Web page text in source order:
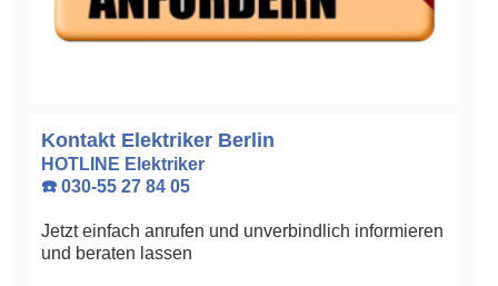
Kontakt Elektriker Berlin
HOTLINE Elektriker
☎️ 030-55 27 84 05
Jetzt einfach anrufen und unverbindlich informieren
und beraten lassen